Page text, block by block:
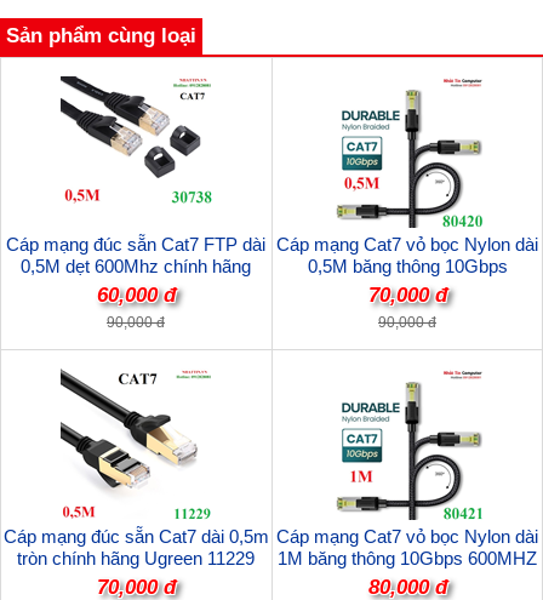
Sản phẩm cùng loại
Cáp mạng đúc sẵn Cat7 FTP dài
0,5M dẹt 600Mhz chính hãng
Ugreen 30738 Cao cấp
60,000 đ
90,000 đ
Cáp mạng Cat7 vỏ bọc Nylon dài
0,5M băng thông 10Gbps
600MHZ Ugreen 80420 cao cấp
70,000 đ
90,000 đ
Cáp mạng đúc sẵn Cat7 dài 0,5m
tròn chính hãng Ugreen 11229
70,000 đ
Cáp mạng Cat7 vỏ bọc Nylon dài
1M băng thông 10Gbps 600MHZ
Ugreen 80421 cao cấp
80,000 đ